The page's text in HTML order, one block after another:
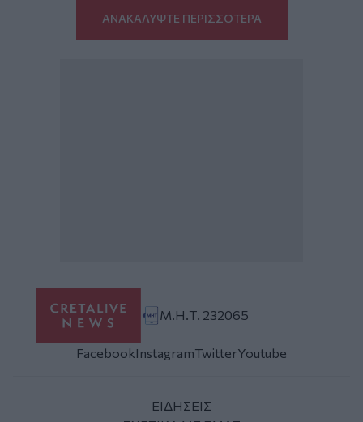
ΑΝΑΚΑΛΥΨΤΕ ΠΕΡΙΣΣΟΤΕΡΑ
Μ.Η.Τ. 232065
FacebookInstagramTwitterYoutube
ΕΙΔΗΣΕΙΣ